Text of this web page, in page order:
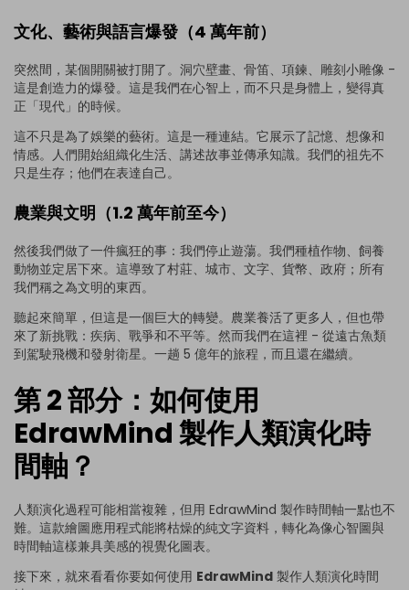
文化、藝術與語言爆發（4 萬年前）
突然間，某個開關被打開了。洞穴壁畫、骨笛、項鍊、雕刻小雕像 -
這是創造力的爆發。這是我們在心智上，而不只是身體上，變得真
正「現代」的時候。
這不只是為了娛樂的藝術。這是一種連結。它展示了記憶、想像和
情感。人們開始組織化生活、講述故事並傳承知識。我們的祖先不
只是生存；他們在表達自己。
農業與文明（1.2 萬年前至今）
然後我們做了一件瘋狂的事：我們停止遊蕩。我們種植作物、飼養
動物並定居下來。這導致了村莊、城市、文字、貨幣、政府；所有
我們稱之為文明的東西。
聽起來簡單，但這是一個巨大的轉變。農業養活了更多人，但也帶
來了新挑戰：疾病、戰爭和不平等。然而我們在這裡 - 從遠古魚類
到駕駛飛機和發射衛星。一趟 5 億年的旅程，而且還在繼續。
第 2 部分：如何使用
EdrawMind 製作人類演化時
間軸？
人類演化過程可能相當複雜，但用 EdrawMind 製作時間軸一點也不
難。這款繪圖應用程式能將枯燥的純文字資料，轉化為像心智圖與
時間軸這樣兼具美感的視覺化圖表。
接下來，就來看看你要如何使用 EdrawMind 製作人類演化時間